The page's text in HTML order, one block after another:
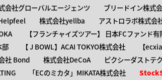
会社グローバルエージェンツ ブリードイン株式
株式会社yellba アストロラボ株式会
【​フランチャイズツアー】 日本FCファンド
部
【 ​J BOWL】ACAI TOKYO株式会社 【​
社 Bond 株式会社DeCoA ピクシーダストテ
「ECのミカタ」MIKATA株式会社